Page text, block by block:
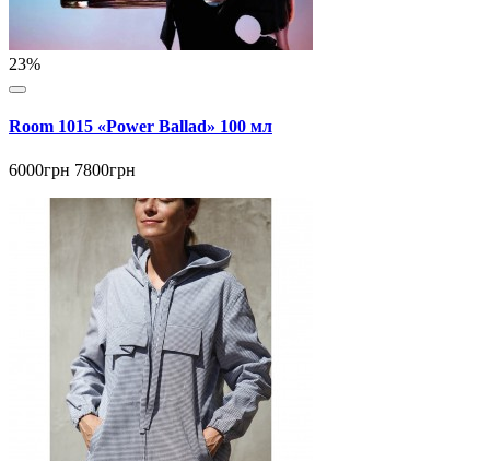
23%
Room 1015 «Power Ballad» 100 мл
6000грн 7800грн